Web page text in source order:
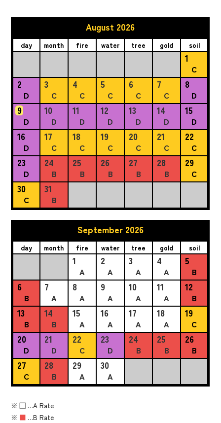
August 2026
day month fire water tree gold soil
1
C
2
D
3
C
4
C
5
C
6
C
7
C
8
D
9
D
10
D
11
D
12
D
13
D
14
D
15
D
16
D
17
C
18
C
19
C
20
C
21
C
22
C
23
D
24
B
25
B
26
B
27
B
28
B
29
C
30
C
31
B
September 2026
day month fire water tree gold soil
1
A
2
A
3
A
4
A
5
B
6
B
7
A
8
A
9
A
10
A
11
A
12
B
13
B
14
B
15
A
16
A
17
A
18
A
19
C
20
D
21
D
22
C
23
D
24
B
25
B
26
B
27
C
28
B
29
A
30
A
※■ …A Rate
※ ■ …B Rate